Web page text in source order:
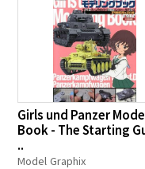
Girls und Panzer
Book - The Starting
..
Model Graphix